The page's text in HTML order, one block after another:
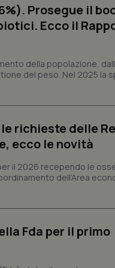
Prosegue il
Ecco il
della popolazione,
del peso. Nel 2025 la
richieste delle
ecco le novità
il 2026 recependo le
dell’Area
Fda per il primo
Marketing
correttamente senza questi
Descrizione
scelte di consenso e privacy
del visitatore riguardo a varie
impostazioni sulla privacy,
preferenze siano onorate nelle
Script.com per ricordare le
sui cookie dei visitatori. È
dei cookie di Cookie-Script.com
Questo cookie è impostato